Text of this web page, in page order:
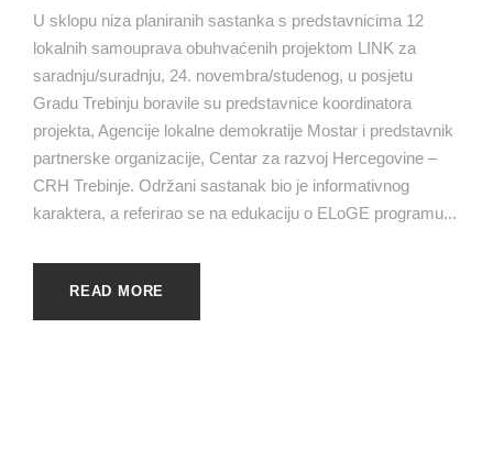
U sklopu niza planiranih sastanka s predstavnicima 12
lokalnih samouprava obuhvaćenih projektom LINK za
saradnju/suradnju, 24. novembra/studenog, u posjetu
Gradu Trebinju boravile su predstavnice koordinatora
projekta, Agencije lokalne demokratije Mostar i predstavnik
partnerske organizacije, Centar za razvoj Hercegovine –
CRH Trebinje. Održani sastanak bio je informativnog
karaktera, a referirao se na edukaciju o ELoGE programu...
READ MORE